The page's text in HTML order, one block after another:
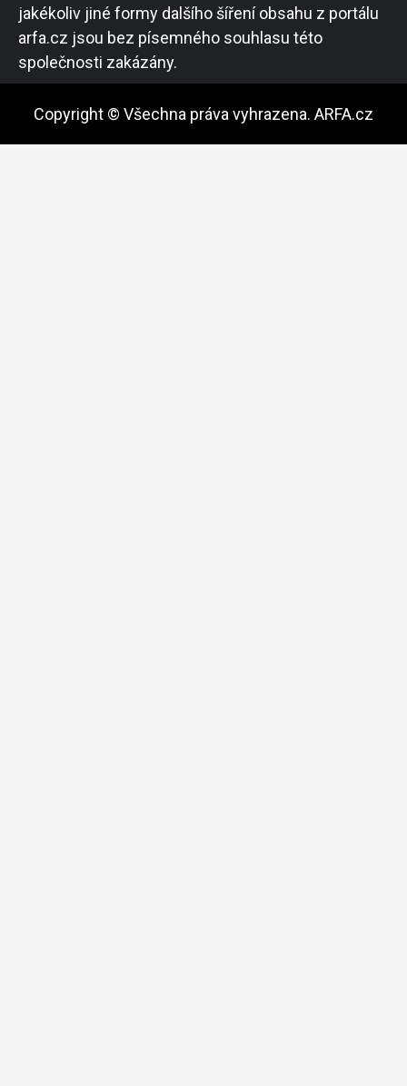
jakékoliv jiné formy dalšího šíření obsahu z portálu
arfa.cz jsou bez písemného souhlasu této
společnosti zakázány.
Copyright © Všechna práva vyhrazena. ARFA.cz